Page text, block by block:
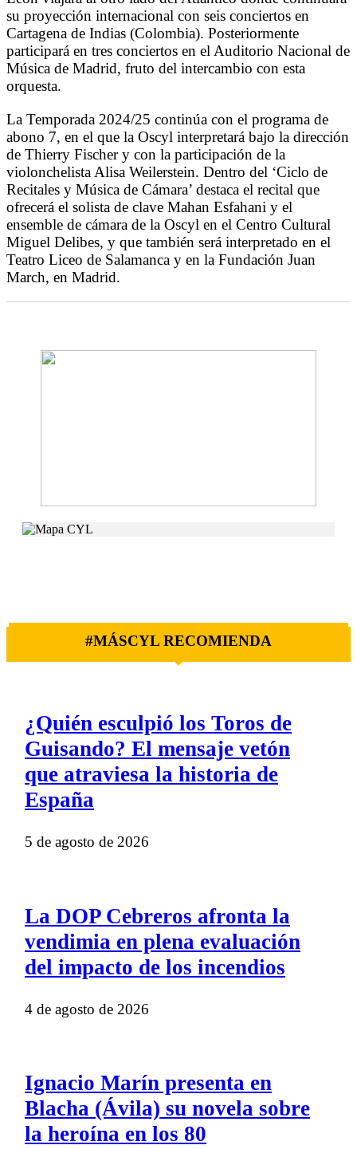
su proyección internacional con seis conciertos en
Cartagena de Indias (Colombia). Posteriormente
participará en tres conciertos en el Auditorio Nacional de
Música de Madrid, fruto del intercambio con esta
orquesta.
La Temporada 2024/25 continúa con el programa de
abono 7, en el que la Oscyl interpretará bajo la dirección
de Thierry Fischer y con la participación de la
violonchelista Alisa Weilerstein. Dentro del ‘Ciclo de
Recitales y Música de Cámara’ destaca el recital que
ofrecerá el solista de clave Mahan Esfahani y el
ensemble de cámara de la Oscyl en el Centro Cultural
Miguel Delibes, y que también será interpretado en el
Teatro Liceo de Salamanca y en la Fundación Juan
March, en Madrid.
#MÁSCYL RECOMIENDA
¿Quién esculpió los Toros de
Guisando? El mensaje vetón
que atraviesa la historia de
España
5 de agosto de 2026
La DOP Cebreros afronta la
vendimia en plena evaluación
del impacto de los incendios
4 de agosto de 2026
Ignacio Marín presenta en
Blacha (Ávila) su novela sobre
la heroína en los 80